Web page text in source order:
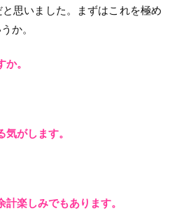
思いました。まずはこれを極め
か。
。
がします。
楽しみでもあります。